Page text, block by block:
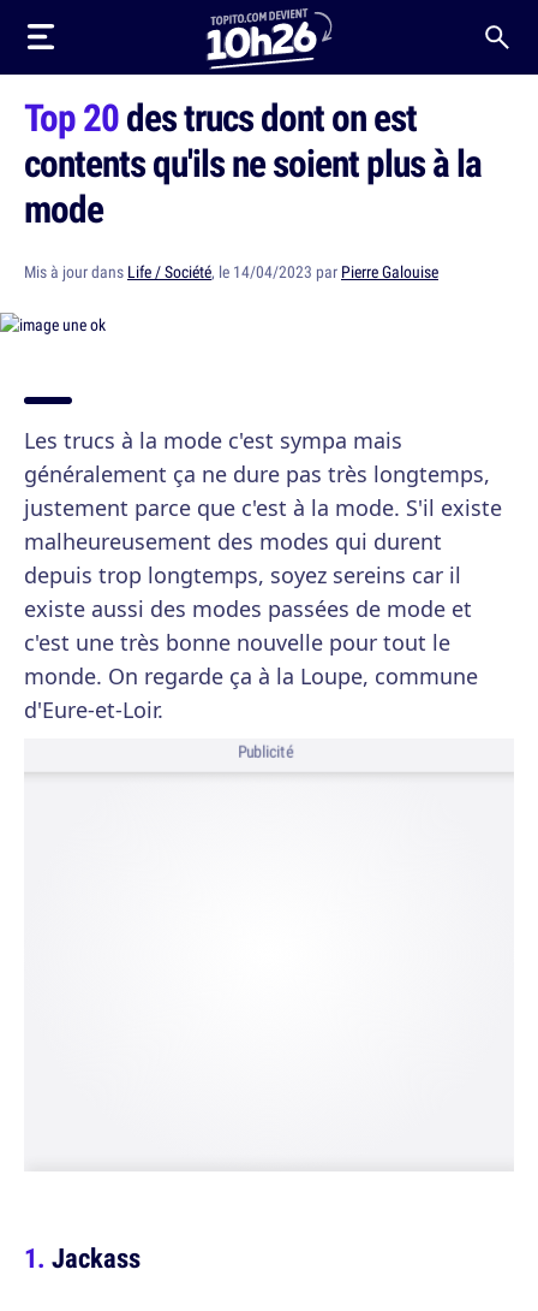
Top 20des trucs dont on est
contents qu'ils ne soient plus à la
mode
Mis à jour dans Life / Société, le 14/04/2023 par Pierre Galouise
Les trucs à la mode c'est sympa mais
généralement ça ne dure pas très longtemps,
justement parce que c'est à la mode. S'il existe
malheureusement des modes qui durent
depuis trop longtemps, soyez sereins car il
existe aussi des modes passées de mode et
c'est une très bonne nouvelle pour tout le
monde. On regarde ça à la Loupe, commune
d'Eure-et-Loir.
Publicité
Jackass